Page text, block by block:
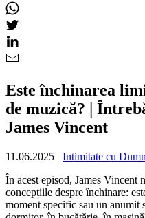
Este închinarea
de muzică? |
James Vincent
11.06.2025 Intimitate cu
În acest episod, James Vincent
concepțiile despre închinare:
moment specific sau un